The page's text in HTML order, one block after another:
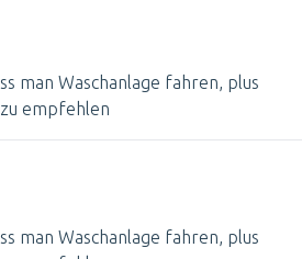
man Waschanlage fahren, plus
empfehlen
man Waschanlage fahren, plus